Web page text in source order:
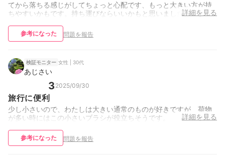
てから落ちる感じがしてちょっと心配です、もっと大きい方が持
ちやすいかもです。持ち運びならいいかもと思いました。詳細を見る
参考になった 問題を報告
検証モニター 女性 | 30代
あじさい
3 2025/09/30
旅行に便利
少し小さいので、わたしは大きい通常のものが好きですが、荷物
が多い時にはこの小さいブラシが役立ちそうです。
詳細を見る
参考になった 問題を報告